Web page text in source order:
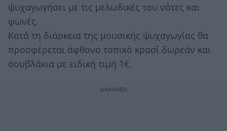
ψυχαγωγήσει με τις μελωδικές του νότες και
φωνές.
Κατά τη διάρκεια της μουσικής ψυχαγωγίας θα
προσφέρεται άφθονο τοπικό κρασί δωρεάν και
σουβλάκια με ειδική τιμή 1€.